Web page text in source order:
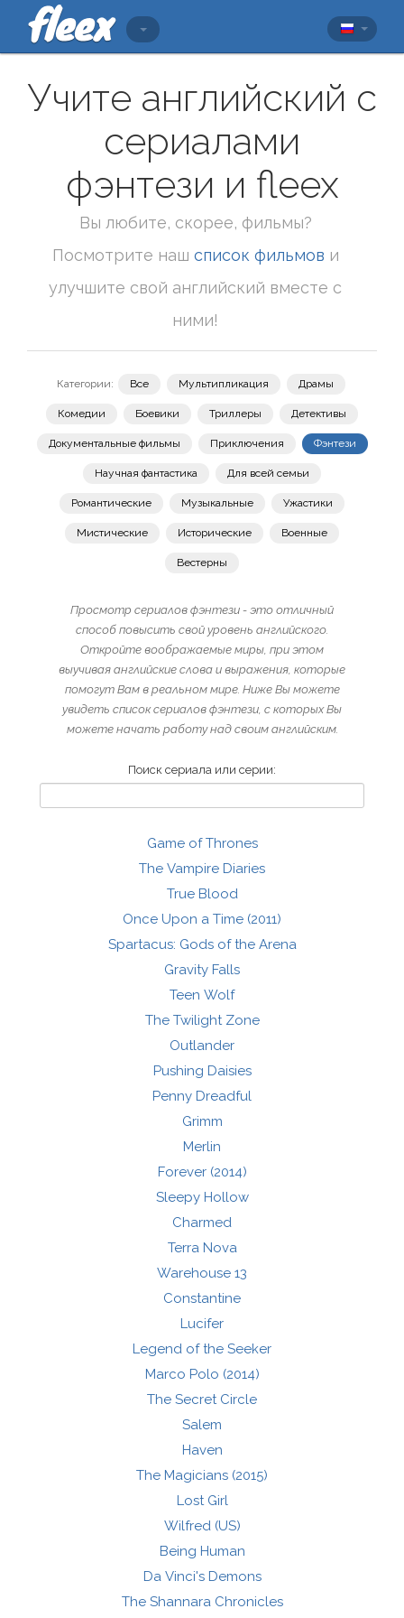
Учите английский с
сериалами
фэнтези и fleex
Вы любите, скорее, фильмы?
Посмотрите наш список фильмов и
улучшите свой английский вместе с
ними!
Категории: Все Мультипликация Драмы
Комедии Боевики Триллеры Детективы
Документальные фильмы Приключения Фэнтези
Научная фантастика Для всей семьи
Романтические Музыкальные Ужастики
Мистические Исторические Военные
Вестерны
Просмотр сериалов фэнтези - это отличный
способ повысить свой уровень английского.
Откройте воображаемые миры, при этом
выучивая английские слова и выражения, которые
помогут Вам в реальном мире. Ниже Вы можете
увидеть список сериалов фэнтези, с которых Вы
можете начать работу над своим английским.
Поиск сериала или серии:
Game of Thrones
The Vampire Diaries
True Blood
Once Upon a Time (2011)
Spartacus: Gods of the Arena
Gravity Falls
Teen Wolf
The Twilight Zone
Outlander
Pushing Daisies
Penny Dreadful
Grimm
Merlin
Forever (2014)
Sleepy Hollow
Charmed
Terra Nova
Warehouse 13
Constantine
Lucifer
Legend of the Seeker
Marco Polo (2014)
The Secret Circle
Salem
Haven
The Magicians (2015)
Lost Girl
Wilfred (US)
Being Human
Da Vinci's Demons
The Shannara Chronicles